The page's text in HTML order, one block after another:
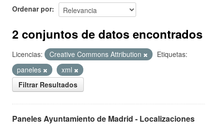
Ordenar por
2 conjuntos de datos encontrados
Licencias: Creative Commons Attribution
Etiquetas:
paneles
xml
Filtrar Resultados
Paneles Ayuntamiento de Madrid - Localizaciones